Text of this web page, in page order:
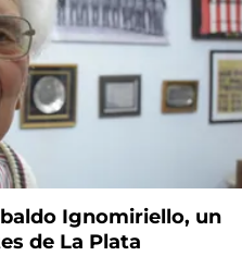
Ignomiriello, un
de La Plata